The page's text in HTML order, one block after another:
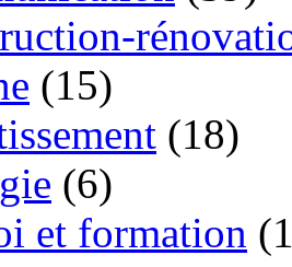
(15)
(18)
(6)
et formation